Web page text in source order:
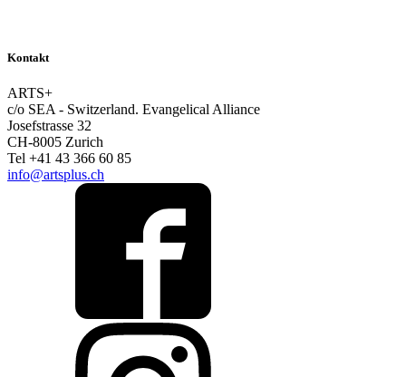
Kontakt
ARTS+
c/o SEA - Switzerland. Evangelical Alliance
Josefstrasse 32
CH-8005 Zurich
Tel +41 43 366 60 85
info@artsplus.ch